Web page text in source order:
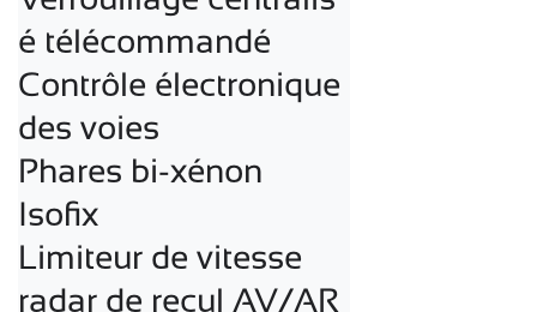
é télécommandé
Contrôle électronique
des voies
Phares bi-xénon
Isofix
Limiteur de vitesse
radar de recul AV/AR